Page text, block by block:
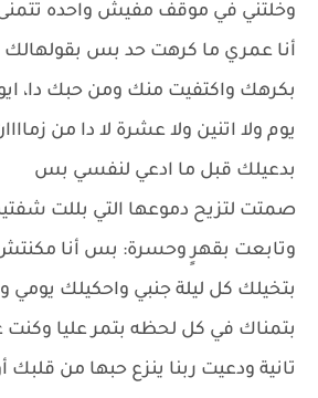
وخلتني في موقف مفيش واحده
أنا عمري ما كرهت حد بس بقولهالك
بكرهك واكتفيت منك ومن حبك دا،
يوم ولا اتنين ولا عشرة لا دا من
بدعيلك قبل ما ادعي لنفسي بس
صمتت لتزيح دموعها التي بللت
وتابعت بقهرٍ وحسرة: بس أنا
بتخيلك كل ليلة جنبي واحكيلك
بتمناك في كل لحظه بتمر عليا وكنت
تانية ودعيت ربنا ينزع حبها من